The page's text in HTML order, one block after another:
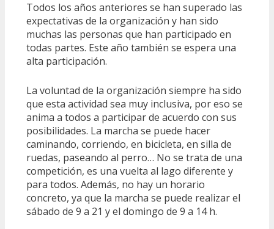
Todos los años anteriores se han superado las
expectativas de la organización y han sido
muchas las personas que han participado en
todas partes. Este año también se espera una
alta participación.
La voluntad de la organización siempre ha sido
que esta actividad sea muy inclusiva, por eso se
anima a todos a participar de acuerdo con sus
posibilidades. La marcha se puede hacer
caminando, corriendo, en bicicleta, en silla de
ruedas, paseando al perro… No se trata de una
competición, es una vuelta al lago diferente y
para todos. Además, no hay un horario
concreto, ya que la marcha se puede realizar el
sábado de 9 a 21 y el domingo de 9 a 14 h.